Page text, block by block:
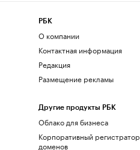
РБК
О компании
Контактная информация
Редакция
Размещение рекламы
Другие продукты РБК
Облако для бизнеса
Корпоративный регистратор
доменов